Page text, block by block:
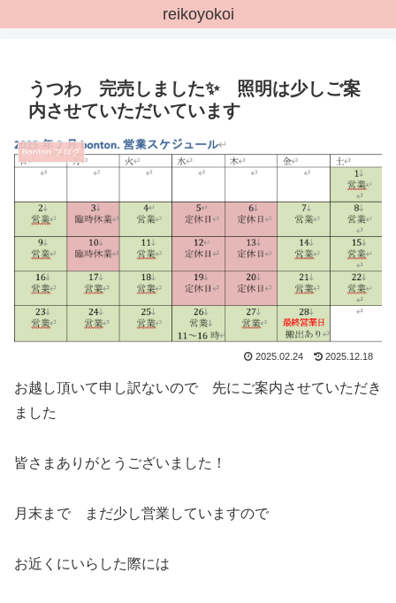
reikoyokoi
うつわ 完売しました✨ 照明は少しご案
内させていただいています
bonton.ブログ
2025.02.24 2025.12.18
お越し頂いて申し訳ないので 先にご案内させていただき
ました
皆さまありがとうございました！
月末まで まだ少し営業していますので
お近くにいらした際には